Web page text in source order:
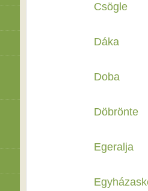
Csögle
Dáka
Doba
Döbrönte
Egeralja